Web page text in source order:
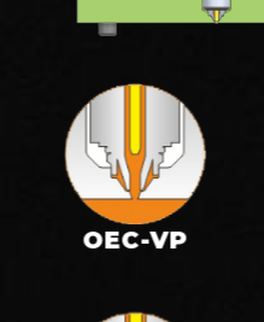
OEC-VP